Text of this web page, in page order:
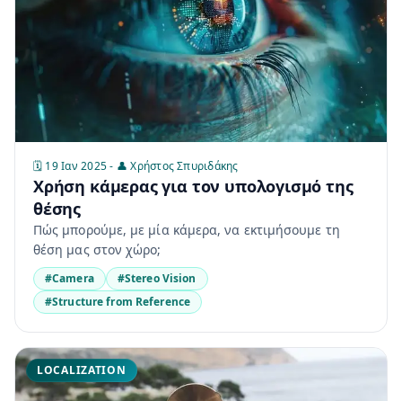
🗓️ 19 Ιαν 2025 - 👤 Χρήστος Σπυριδάκης
Χρήση κάμερας για τον υπολογισμό της
θέσης
Πώς μπορούμε, με μία κάμερα, να εκτιμήσουμε τη
θέση μας στον χώρο;
#Camera
#Stereo Vision
#Structure from Reference
LOCALIZATION